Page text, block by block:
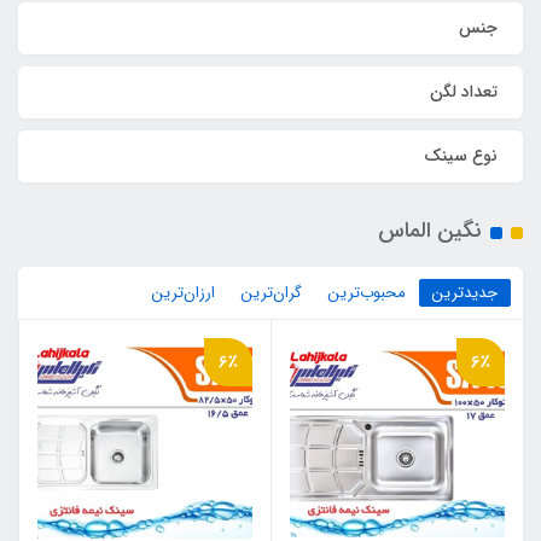
جنس
تعداد لگن
نوع سینک
نگین الماس
جدیدترین محبوب‌ترین گران‌ترین ارزان‌ترین
6٪ 6٪